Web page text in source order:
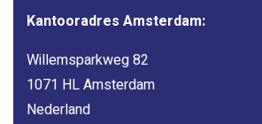
Kantooradres Amsterdam:
Willemsparkweg 82
1071 HL Amsterdam
Nederland